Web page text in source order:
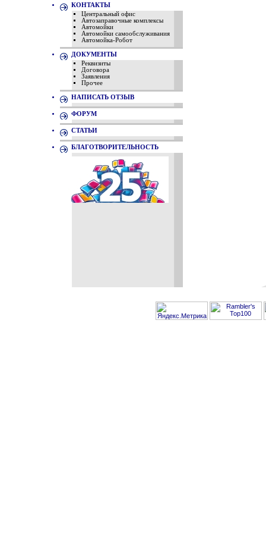
КОНТАКТЫ
Центральный офис
Автозаправочные комплексы
Автомойки
Автомойки самообслуживания
Автомойка-Робот
ДОКУМЕНТЫ
Реквизиты
Договора
Заявления
Прочее
НАПИСАТЬ ОТЗЫВ
ФОРУМ
СТАТЬИ
БЛАГОТВОРИТЕЛЬНОСТЬ